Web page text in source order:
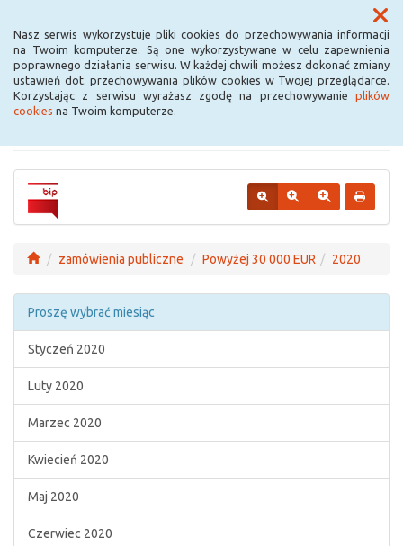
Nasz serwis wykorzystuje pliki cookies do przechowywania informacji
na Twoim komputerze. Są one wykorzystywane w celu zapewnienia
poprawnego działania serwisu. W każdej chwili możesz dokonać zmiany
ustawień dot. przechowywania plików cookies w Twojej przeglądarce.
Korzystając z serwisu wyrażasz zgodę na przechowywanie plików
cookies na Twoim komputerze.
Menu
Urząd Miejski w
Krośniewicach
zamówienia publiczne Powyżej 30 000 EUR 2020
Proszę wybrać miesiąc
Styczeń 2020
Luty 2020
Marzec 2020
Kwiecień 2020
Maj 2020
Czerwiec 2020